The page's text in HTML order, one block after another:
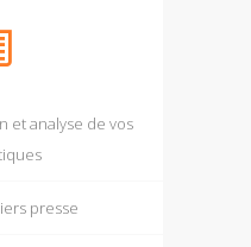
et analyse de vos
presse